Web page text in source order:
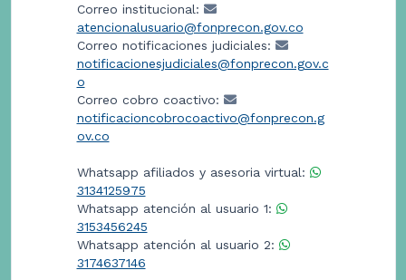
Correo institucional:
atencionalusuario@fonprecon.gov.co
Correo notificaciones judiciales:
notificacionesjudiciales@fonprecon.gov.c
o
Correo cobro coactivo:
notificacioncobrocoactivo@fonprecon.g
ov.co
Whatsapp afiliados y asesoria virtual:
3134125975
Whatsapp atención al usuario 1:
3153456245
Whatsapp atención al usuario 2:
3174637146